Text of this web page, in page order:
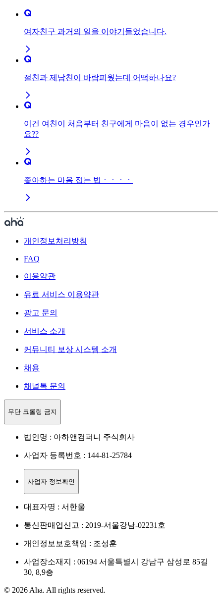
여자친구 과거의 일을 이야기들었습니다.
절친과 제남친이 바람피웠는데 어떡하나요?
이건 여친이 처음부터 친구에게 마음이 없는 경우인가
요??
좋아하는 마음 접는 법ㆍㆍㆍㆍ
개인정보처리방침
FAQ
이용약관
유료 서비스 이용약관
광고 문의
서비스 소개
커뮤니티 보상 시스템 소개
채용
채널톡 문의
무단 크롤링 금지
법인명 : 아하앤컴퍼니 주식회사
사업자 등록번호 : 144-81-25784
사업자 정보확인
대표자명 : 서한울
통신판매업신고 : 2019-서울강남-02231호
개인정보보호책임 : 조성훈
사업장소재지 : 06194 서울특별시 강남구 삼성로 85길
30, 8,9층
© 2026 Aha. All rights reserved.